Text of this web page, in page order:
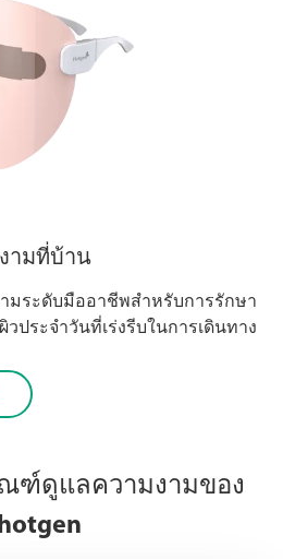
ามที่บ้าน
มระดับมืออาชีพสำหรับการรักษา
ระจำวันที่เร่งรีบในการเดินทาง
ฑ์ดูแลความงามของ